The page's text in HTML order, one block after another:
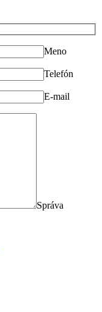
Meno
Telefón
E-mail
Správa